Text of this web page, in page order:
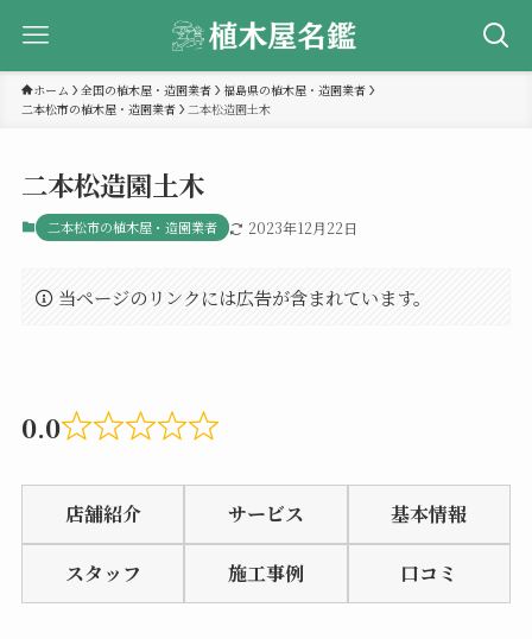
ホーム 全国の植木屋・造園業者
福島県の植木屋・造園業者
二本松市の植木屋・造園業者
二本松造園土木
二本松造園土木
二本松市の植木屋・造園業者 2023年12月22日
当ページのリンクには広告が含まれています。
0.0
Rated
0.0
out
5
店舗紹介 サービス 基本情報
スタッフ 施工事例 口コミ